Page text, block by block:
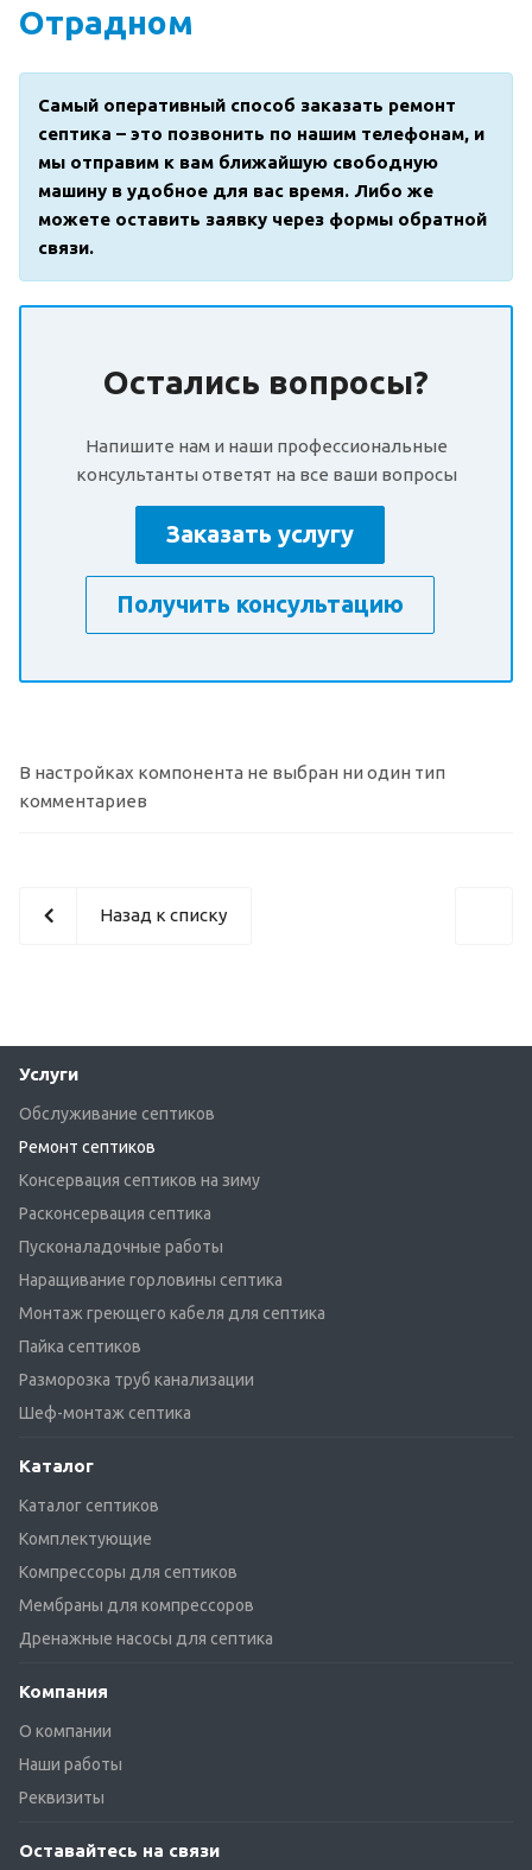
Отрадном
Самый оперативный способ заказать ремонт
септика – это позвонить по нашим телефонам, и
мы отправим к вам ближайшую свободную
машину в удобное для вас время. Либо же
можете оставить заявку через формы обратной
связи.
Остались вопросы?
Напишите нам и наши профессиональные
консультанты ответят на все ваши вопросы
Заказать услугу
Получить консультацию
В настройках компонента не выбран ни один тип
комментариев
Назад к списку
Услуги
Обслуживание септиков
Ремонт септиков
Консервация септиков на зиму
Расконсервация септика
Пусконаладочные работы
Наращивание горловины септика
Монтаж греющего кабеля для септика
Пайка септиков
Разморозка труб канализации
Шеф-монтаж септика
Каталог
Каталог септиков
Комплектующие
Компрессоры для септиков
Мембраны для компрессоров
Дренажные насосы для септика
Компания
О компании
Наши работы
Реквизиты
Оставайтесь на связи